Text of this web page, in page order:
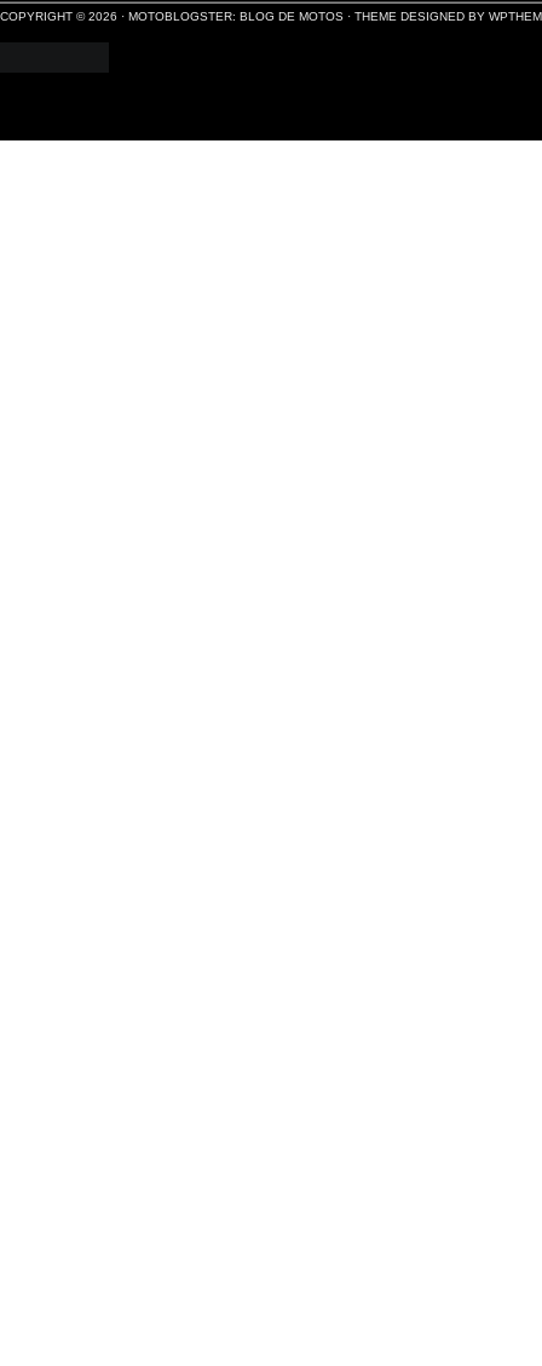
COPYRIGHT © 2026 · MOTOBLOGSTER: BLOG DE MOTOS · THEME DESIGNED BY